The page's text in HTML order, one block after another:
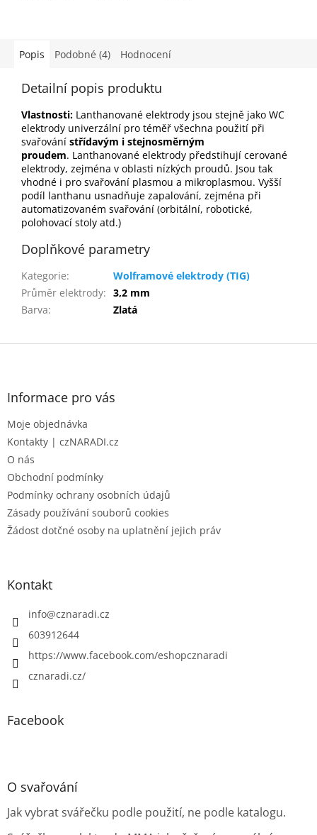
Popis Podobné (4) Hodnocení
Detailní popis produktu
Vlastnosti: Lanthanované elektrody jsou stejně jako WC
elektrody univerzální pro téměř všechna použití při
svařování střídavým i stejnosměrným
proudem. Lanthanované elektrody předstihují cerované
elektrody, zejména v oblasti nízkých proudů. Jsou tak
vhodné i pro svařování plasmou a mikroplasmou. Vyšší
podíl lanthanu usnadňuje zapalování, zejména při
automatizovaném svařování (orbitální, robotické,
polohovací stoly atd.)
Doplňkové parametry
Kategorie:
Wolframové elektrody (TIG)
Průměr elektrody: 3,2 mm
Barva: Zlatá
Z
Informace pro vás
Moje objednávka
Kontakty | czNARADI.cz
O nás
Obchodní podmínky
Podmínky ochrany osobních údajů
Zásady používání souborů cookies
Žádost dotčné osoby na uplatnění jejich práv
Kontakt
info@cznaradi.cz
603912644
https://www.facebook.com/eshopcznaradi
cznaradi.cz/
Facebook
O svařování
Jak vybrat svářečku podle použití, ne podle katalogu.